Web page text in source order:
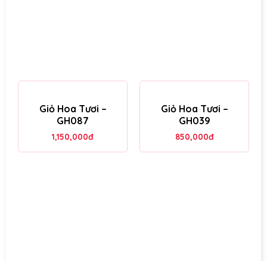
Giỏ Hoa Tươi –
GH087
1,150,000đ
Giỏ Hoa Tươi –
GH039
850,000đ